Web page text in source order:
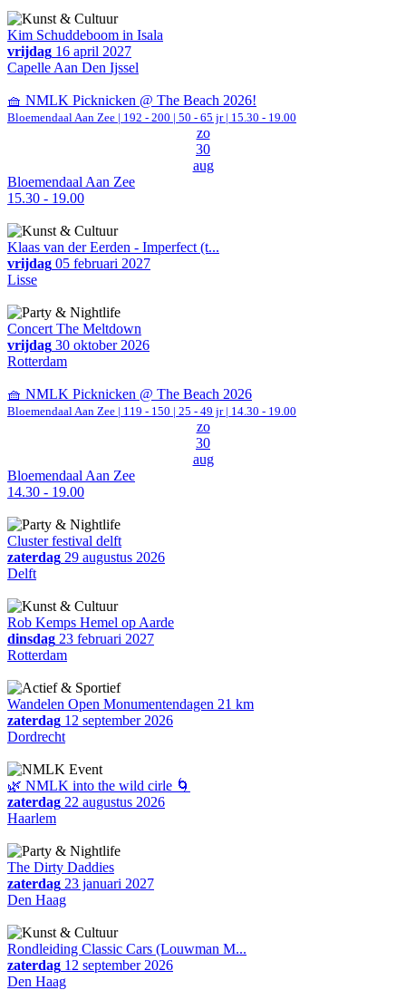
Kim Schuddeboom in Isala
vrijdag 16 april 2027
Capelle Aan Den Ijssel
🧺 NMLK Picknicken @ The Beach 2026!
Bloemendaal Aan Zee | 192 - 200 | 50 - 65 jr | 15.30 - 19.00
zo
30
aug
Bloemendaal Aan Zee
15.30 - 19.00
Klaas van der Eerden - Imperfect (t...
vrijdag 05 februari 2027
Lisse
Concert The Meltdown
vrijdag 30 oktober 2026
Rotterdam
🧺 NMLK Picknicken @ The Beach 2026
Bloemendaal Aan Zee | 119 - 150 | 25 - 49 jr | 14.30 - 19.00
zo
30
aug
Bloemendaal Aan Zee
14.30 - 19.00
Cluster festival delft
zaterdag 29 augustus 2026
Delft
Rob Kemps Hemel op Aarde
dinsdag 23 februari 2027
Rotterdam
Wandelen Open Monumentendagen 21 km
zaterdag 12 september 2026
Dordrecht
🌿 NMLK into the wild cirle 🌀
zaterdag 22 augustus 2026
Haarlem
The Dirty Daddies
zaterdag 23 januari 2027
Den Haag
Rondleiding Classic Cars (Louwman M...
zaterdag 12 september 2026
Den Haag